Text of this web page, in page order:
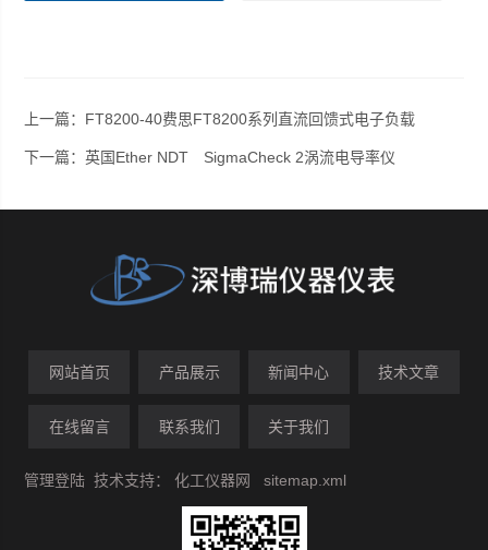
上一篇： FT8200-40费思FT8200系列直流回馈式电子负载
下一篇：英国Ether NDT SigmaCheck 2涡流电导率仪
网站首页 产品展示 新闻中心 技术文章
在线留言 联系我们 关于我们
管理登陆 技术支持：化工仪器网 sitemap.xml